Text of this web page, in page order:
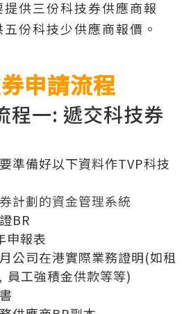
供三份科技券供應商報
份科技少供應商報價。
申請流程
程一: 遞交科技券
準備好以下資料作TVP科技
計劃的資金管理系統
BR
申報表
公司在港實際業務證明(如租
員工強積金供款等等)